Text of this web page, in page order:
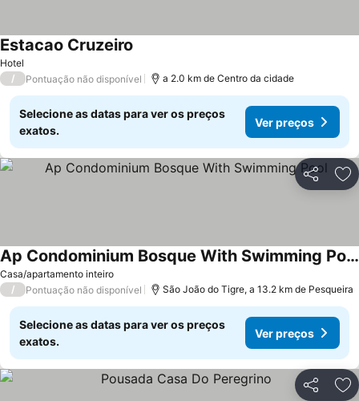
Hotel
Estacao Cruzeiro
/ Pontuação não disponível a 2.0 km de Centro da cidade
Selecione as datas para ver os preços
exatos.
Ver preços
Partilhar
Casa/apartamento inteiro
Ap Condominium Bosque With Swimming Pool
/ Pontuação não disponível São João do Tigre, a 13.2 km de Pesqueira
Selecione as datas para ver os preços
exatos.
Ver preços
Partilhar